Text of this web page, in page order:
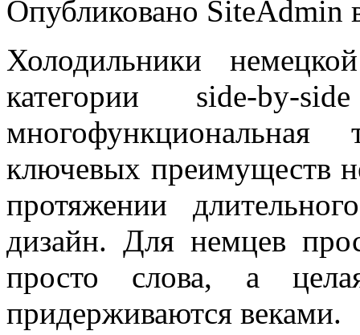
Опубликовано SiteAdmin
Холодильники
категории side-
ключевых преимуществ
протяжении
дизайн. Для немцев
просто слова, а
придерживаются веками.